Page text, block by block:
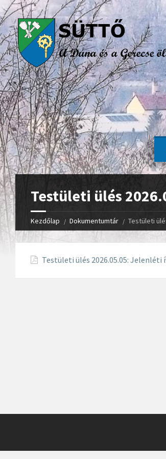
Testületi ülés
Kezdőlap Dokumentumtár Testületi
Testületi ülés 2026.05.05: Jelenléti